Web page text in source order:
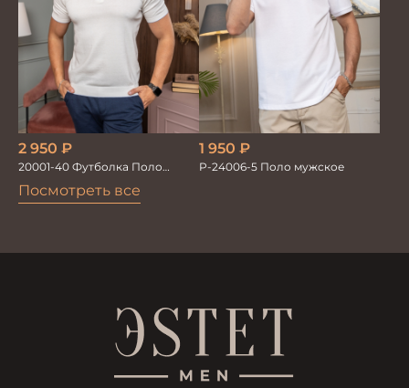
Посмотреть все
2 950 ₽
20001-40 Футболка Поло
белый
1 950 ₽
P-24006-5 Поло мужское